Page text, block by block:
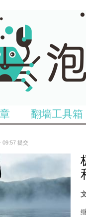
翻墙工具箱
09:57 提交